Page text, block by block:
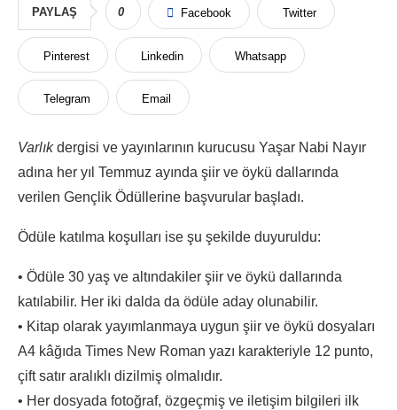
PAYLAŞ 0 Facebook Twitter
Pinterest Linkedin Whatsapp
Telegram Email
Varlıkdergisi ve yayınlarının kurucusu Yaşar Nabi Nayır
adına her yıl Temmuz ayında şiir ve öykü dallarında
verilen Gençlik Ödüllerine başvurular başladı.
Ödüle katılma koşulları ise şu şekilde duyuruldu:
• Ödüle 30 yaş ve altındakiler şiir ve öykü dallarında
katılabilir. Her iki dalda da ödüle aday olunabilir.
• Kitap olarak yayımlanmaya uygun şiir ve öykü dosyaları
A4 kâğıda Times New Roman yazı karakteriyle 12 punto,
çift satır aralıklı dizilmiş olmalıdır.
• Her dosyada fotoğraf, özgeçmiş ve iletişim bilgileri ilk